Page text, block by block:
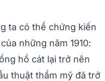
ta có thể chứng kiến
những năm 1910:
hồ cát lại trở nên
thuật thẩm mỹ đã trở